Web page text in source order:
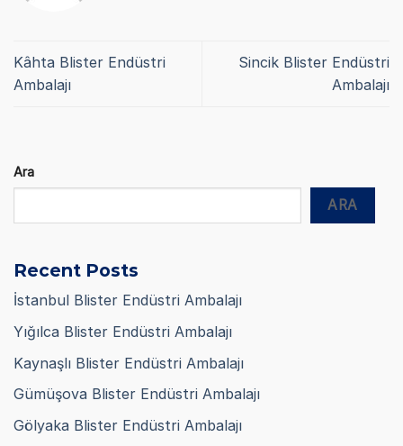
Kâhta Blister Endüstri
Ambalajı
Sincik Blister Endüstri
Ambalajı
Ara
ARA
Recent Posts
İstanbul Blister Endüstri Ambalajı
Yığılca Blister Endüstri Ambalajı
Kaynaşlı Blister Endüstri Ambalajı
Gümüşova Blister Endüstri Ambalajı
Gölyaka Blister Endüstri Ambalajı